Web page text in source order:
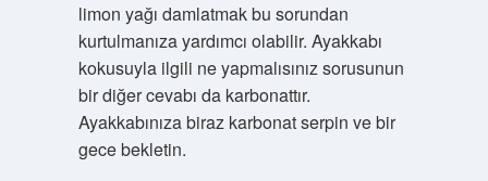
limon yağı damlatmak bu sorundan
kurtulmanıza yardımcı olabilir. Ayakkabı
kokusuyla ilgili ne yapmalısınız sorusunun
bir diğer cevabı da karbonattır.
Ayakkabınıza biraz karbonat serpin ve bir
gece bekletin.